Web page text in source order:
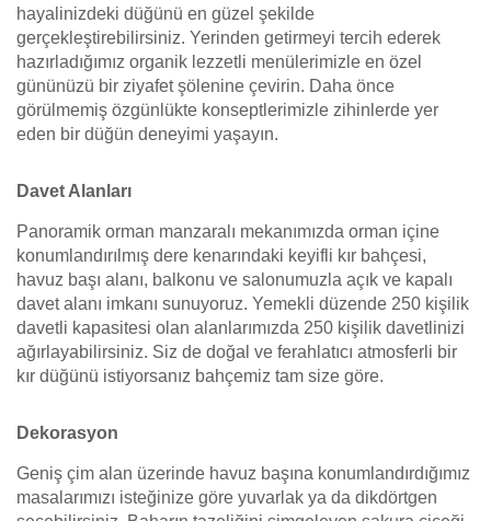
hayalinizdeki düğünü en güzel şekilde
gerçekleştirebilirsiniz. Yerinden getirmeyi tercih ederek
hazırladığımız organik lezzetli menülerimizle en özel
gününüzü bir ziyafet şölenine çevirin. Daha önce
görülmemiş özgünlükte konseptlerimizle zihinlerde yer
eden bir düğün deneyimi yaşayın.
Davet Alanları
Panoramik orman manzaralı mekanımızda orman içine
konumlandırılmış dere kenarındaki keyifli kır bahçesi,
havuz başı alanı, balkonu ve salonumuzla açık ve kapalı
davet alanı imkanı sunuyoruz. Yemekli düzende 250 kişilik
davetli kapasitesi olan alanlarımızda 250 kişilik davetlinizi
ağırlayabilirsiniz. Siz de doğal ve ferahlatıcı atmosferli bir
kır düğünü istiyorsanız bahçemiz tam size göre.
Dekorasyon
Geniş çim alan üzerinde havuz başına konumlandırdığımız
masalarımızı isteğinize göre yuvarlak ya da dikdörtgen